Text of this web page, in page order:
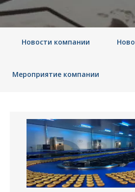
Новости компании
Мероприятие компании